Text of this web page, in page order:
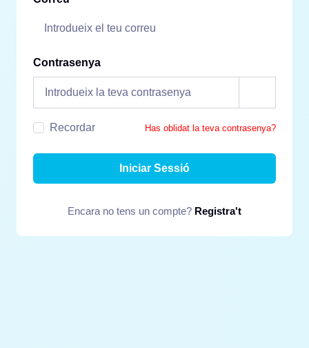
Contrasenya
Recordar Has oblidat la teva contrasenya?
Iniciar Sessió
Encara no tens un compte? Registra't